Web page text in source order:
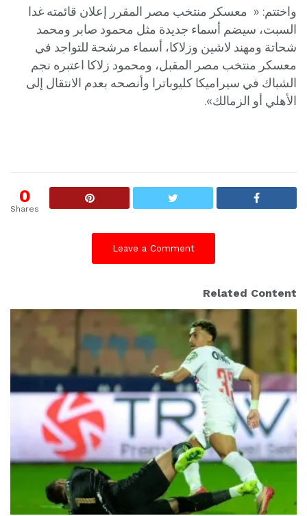
واختتم: « معسكر منتخب مصر المقرر إعلان قائمته غدا
السبت، سيضم أسماء جديدة مثل محمود صابر ومحمد
شحاتة ومهند لاشين وزلاكا، أسماء مرشحة للتواجد في
معسكر منتخب مصر المقبل، ومحمود زلاكا اعتبره نجم
الشباك في سيراميكا كليوباترا وأنصحه بعدم الانتقال إلى
الأهلي أو الزمالك».
0
Shares
Leave a Comment
Related Content